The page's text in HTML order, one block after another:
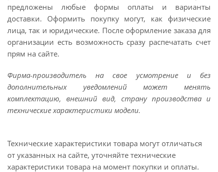
предложены любые формы оплаты и варианты
доставки. Оформить покупку могут, как физические
лица, так и юридические. После оформление заказа для
организации есть возможность сразу распечатать счет
прям на сайте.
Фирма-производитель на свое усмотрение и без
дополнительных уведомлений может менять
комплектацию, внешний вид, страну производства и
технические характеристики модели.
Технические характеристики товара могут отличаться
от указанных на сайте, уточняйте технические
характеристики товара на момент покупки и оплаты.